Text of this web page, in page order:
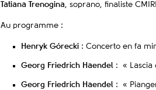
Tatiana Trenogina, soprano, finaliste
Au programme :
Henryk Górecki : Concerto en fa
Georg Friedrich Haendel : « Lascia
Georg Friedrich Haendel : «